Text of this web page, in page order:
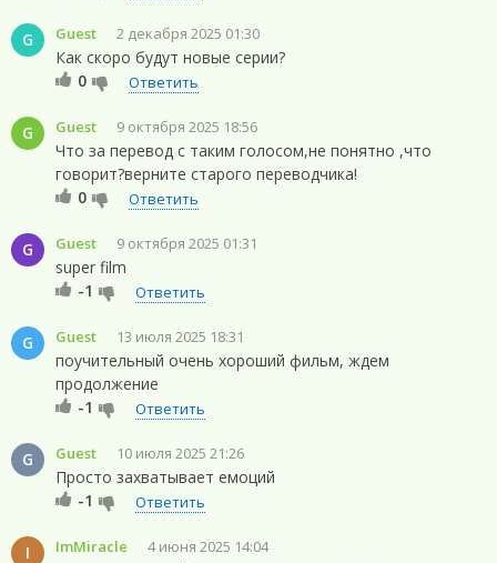
G Guest 2 декабря 2025 01:30
Как скоро будут новые серии?
0
Ответить
G Guest 9 октября 2025 18:56
Что за перевод с таким голосом,не понятно ,что
говорит?верните старого переводчика!
0
Ответить
G Guest 9 октября 2025 01:31
super film
-1
Ответить
G Guest 13 июля 2025 18:31
поучительный очень хороший фильм, ждем
продолжение
-1
Ответить
G Guest 10 июля 2025 21:26
Просто захватывает емоций
-1
Ответить
I ImMiracle 4 июня 2025 14:04